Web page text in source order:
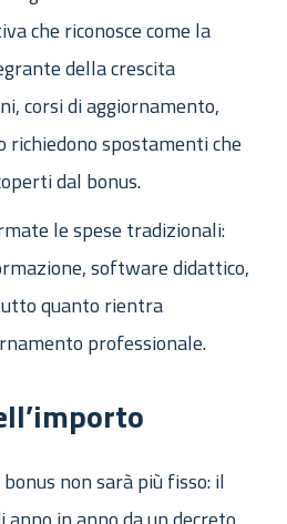
che riconosce come la
della crescita
corsi di aggiornamento,
richiedono spostamenti che
dal bonus.
le spese tradizionali:
software didattico,
quanto rientra
professionale.
non sarà più fisso: il